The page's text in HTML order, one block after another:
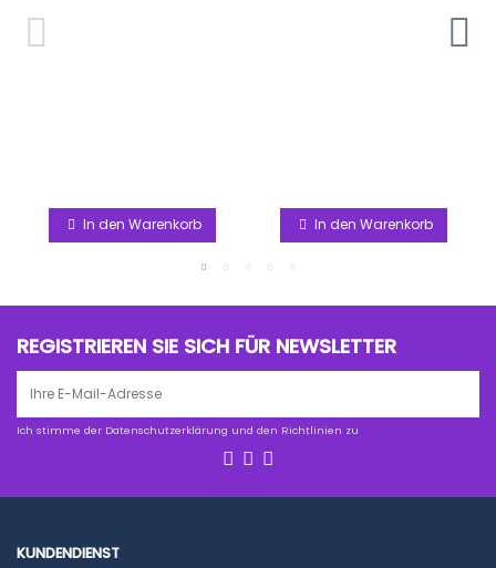
In den Warenkorb In den Warenkorb
REGISTRIEREN SIE SICH FÜR NEWSLETTER
Ich stimme der Datenschutzerklärung und den Richtlinien zu
KUNDENDIENST